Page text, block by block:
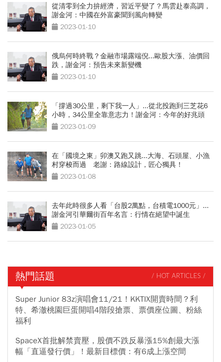
從清零到全力拚經濟，習近平變了？馬雲赴泰高調，
謝金河：中國在外富豪聞到風向轉變
2023-01-10
俄烏何時終戰？金融市場露端倪...歐股大漲、油價回
跌，謝金河：預告未來新變機
2023-01-10
「撐過30公里，剩下我一人」...從北投跑到三芝花6
小時，34公里全靠意志力！謝金河：今年的好兆頭
2023-01-09
在「國境之東」卯澳又跑又跳...大海、石頭屋、小漁
村穿梭而過 老謝：路線設計，匠心獨具！
2023-01-08
去年此時很多人看「台股2萬點，台積電1000元」...
謝金河引華爾街百年名言：行情在絕望中誕生
2023-01-05
熱門話題 / HOT ARTICLES /
Super Junior 83z演唱會11/21！KKTIX開賣時間？利
特、希澈桃園巨蛋開唱4階段搶票、票價座位圖、粉絲
福利
SpaceX首批解禁賣壓，股價不跌反暴漲15%創最大漲
幅「直逼發行價」！最新目標價：有6成上漲空間